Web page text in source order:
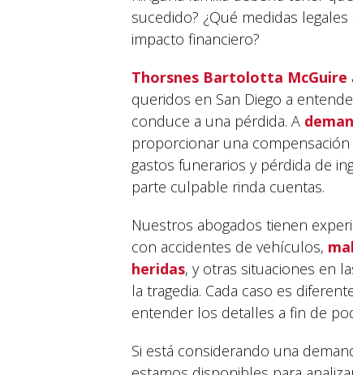
sucedido? ¿Qué medidas
impacto financiero?
Thorsnes Bartolotta McGuire
queridos en San Diego a
conduce a una pérdida. A
proporcionar una
gastos funerarios y pérdida de
parte culpable rinda cuentas.
Nuestros abogados tienen
con accidentes de vehículos,
heridas, y otras situaciones en
la tragedia. Cada caso es
entender los detalles a fin de
Si está considerando una